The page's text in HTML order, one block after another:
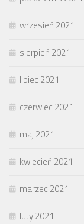
wrzesień 2021
sierpień 2021
lipiec 2021
czerwiec 2021
maj 2021
kwiecień 2021
marzec 2021
luty 2021